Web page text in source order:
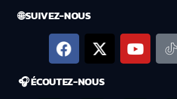
🌐 SUIVEZ-NOUS
🎧 ÉCOUTEZ-NOUS